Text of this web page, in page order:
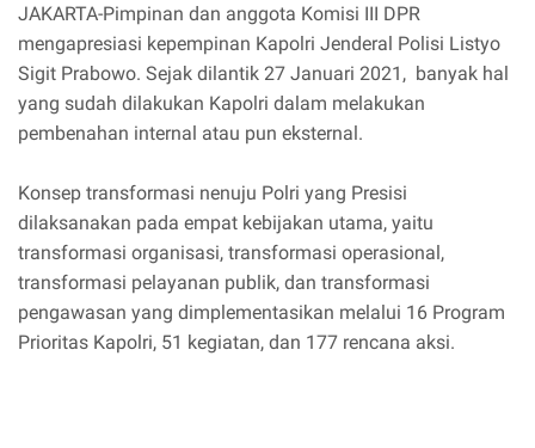
JAKARTA-Pimpinan dan anggota Komisi III DPR
mengapresiasi kepempinan Kapolri Jenderal Polisi Listyo
Sigit Prabowo. Sejak dilantik 27 Januari 2021, banyak hal
yang sudah dilakukan Kapolri dalam melakukan
pembenahan internal atau pun eksternal.
Konsep transformasi nenuju Polri yang Presisi
dilaksanakan pada empat kebijakan utama, yaitu
transformasi organisasi, transformasi operasional,
transformasi pelayanan publik, dan transformasi
pengawasan yang dimplementasikan melalui 16 Program
Prioritas Kapolri, 51 kegiatan, dan 177 rencana aksi.